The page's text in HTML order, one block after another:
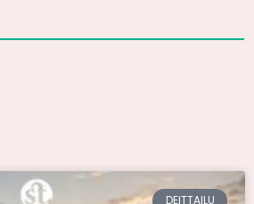
DEITTAILU